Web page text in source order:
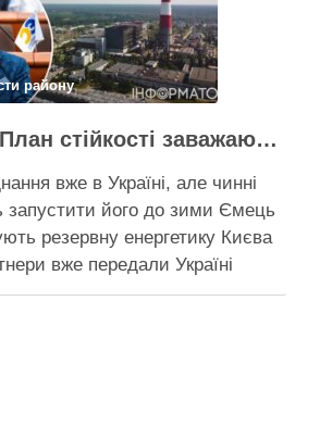
району
Виконувати План стійкості заважають законодавчі обмеження – депутат Київради
вже в Україні, але чинні
його до зими Ємець
резервну енергетику Києва
вже передали Україні
енергозабезпечення
Київської міської ради